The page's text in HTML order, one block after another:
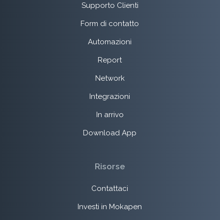
Supporto Clienti
Form di contatto
Automazioni
Report
Network
Integrazioni
In arrivo
Download App
Risorse
Contattaci
Investi in Mokapen